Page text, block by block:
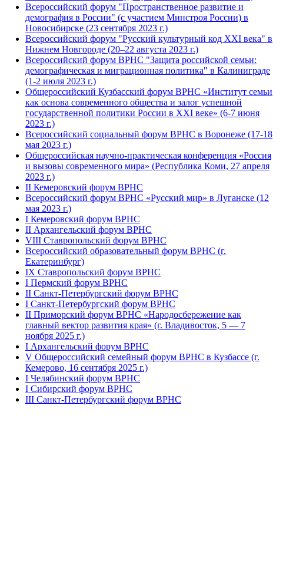
Всероссийский форум "Пространственное развитие и
демография в России" (с участием Минстроя России) в
Новосибирске (23 сентября 2023 г.)
Всероссийский форум "Русский культурный код XXI века" в
Нижнем Новгороде (20–22 августа 2023 г.)
Всероссийский форум ВРНС "Защита российской семьи:
демографическая и миграционная политика" в Калиниграде
(1-2 июля 2023 г.)
Общероссийский Кузбасский форум ВРНС «Институт семьи
как основа современного общества и залог успешной
государственной политики России в ХХI веке» (6-7 июня
2023 г.)
Всероссийский социальный форум ВРНС в Воронеже (17-18
мая 2023 г.)
Общероссийская научно-практическая конференция «Россия
и вызовы современного мира» (Республика Коми, 27 апреля
2023 г.)
II Кемеровский форум ВРНС
Всероссийский форум ВРНС «Русский мир» в Луганске (12
мая 2023 г.)
I Кемеровский форум ВРНС
II Архангельский форум ВРНС
VIII Ставропольский форум ВРНС
Всероссийский образовательный форум ВРНС (г.
Екатеринбург)
IX Ставропольский форум ВРНС
I Пермский форум ВРНС
II Санкт-Петербургский форум ВРНС
I Санкт-Петербургский форум ВРНС
II Приморский форум ВРНС «Народосбережение как
главный вектор развития края» (г. Владивосток, 5 — 7
ноября 2025 г.)
I Архангельский форум ВРНС
V Общероссийский семейный форум ВРНС в Кузбассе (г.
Кемерово, 16 сентября 2025 г.)
I Челябинский форум ВРНС
I Сибирский форум ВРНС
III Санкт-Петербургский форум ВРНС